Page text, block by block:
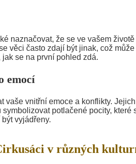
naznačovat, že se ve vašem
věci často zdají být jinak, což
se na první pohled zdá.
emocí
vaše vnitřní emoce a konflikty.
potlačené pocity, které
vyjádřeny.
v různých